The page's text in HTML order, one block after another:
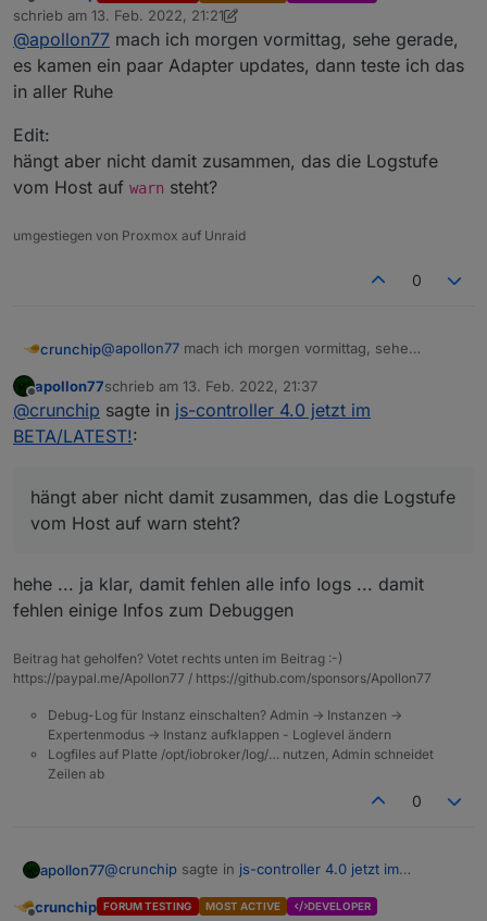
Offline
schrieb am 13. Feb. 2022, 21:21
zuletzt editiert von crunchip
@apollon77 mach ich morgen vormittag, sehe gerade,
es kamen ein paar Adapter updates, dann teste ich das
in aller Ruhe
Edit:
hängt aber nicht damit zusammen, das die Logstufe
vom Host auf warn steht?
umgestiegen von Proxmox auf Unraid
0
crunchip@apollon77 mach ich morgen vormittag, sehe
teste ich das in aller Ruhe
Edit:
hängt aber nicht damit zusammen, das die Logstufe
vom Host auf
apollon77schrieb am 13. Feb. 2022, 21:37
zuletzt editiert von
@crunchip sagte in js-controller 4.0 jetzt im
BETA/LATEST!:
hängt aber nicht damit zusammen, das die Logstufe
vom Host auf warn steht?
hehe ... ja klar, damit fehlen alle info logs ... damit
fehlen einige Infos zum Debuggen
Beitrag hat geholfen? Votet rechts unten im Beitrag :-)
https://paypal.me/Apollon77 / https://github.com/sponsors/Apollon77
Debug-Log für Instanz einschalten? Admin -> Instanzen ->
Expertenmodus -> Instanz aufklappen - Loglevel ändern
Logfiles auf Platte /opt/iobroker/log/… nutzen, Admin schneidet
Zeilen ab
0
apollon77@crunchip sagte in js-controller 4.0 jetzt im
crunchip FORUM TESTING MOST ACTIVE DEVELOPER